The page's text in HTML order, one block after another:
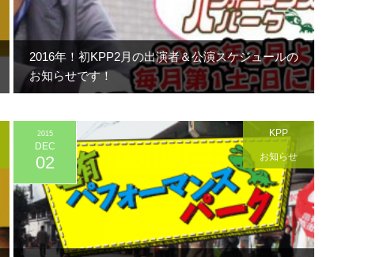
2016年！初KPP2月の出演者＆公演スケジュールの
お知らせです！
2015
DEC
02
KPP
お知らせ